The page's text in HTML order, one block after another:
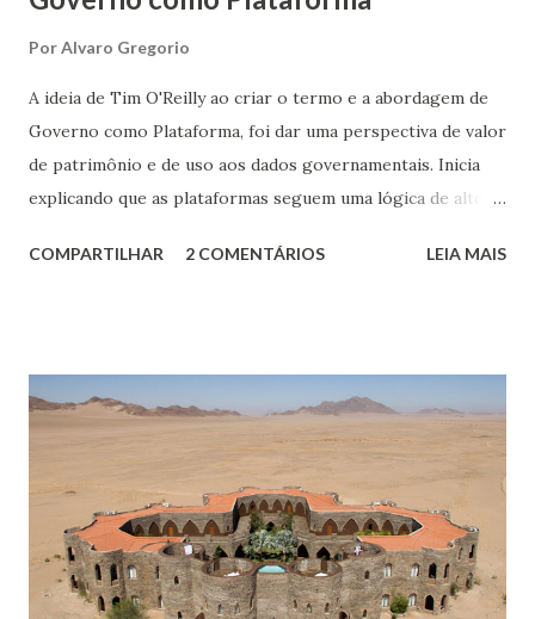
PorAlvaro Gregorio
A ideia de Tim O'Reilly ao criar o termo e a abordagem de
Governo como Plataforma, foi dar uma perspectiva de valor
de patrimônio e de uso aos dados governamentais. Inicia
explicando que as plataformas seguem uma lógica de alto
investir, mas permitem à população, ao utilizarem essa
trafegarem seus produtos, serviços, passageiros, estimular
turismo e economias integradoras etc.. Em outras palavras,
uma plataforma rodoviária do governo, mesmo em
concessão, será usada pela sociedade, mesmo a custo de
pedágios. O mesmo serve para plataformas digitais. O
governo americano durante a gestão Reagan, em 1983,
tornou disponível ao mundo o Sistema de Posicionamento
COMPARTILHAR 2 COMENTÁRIOS LEIA MAIS